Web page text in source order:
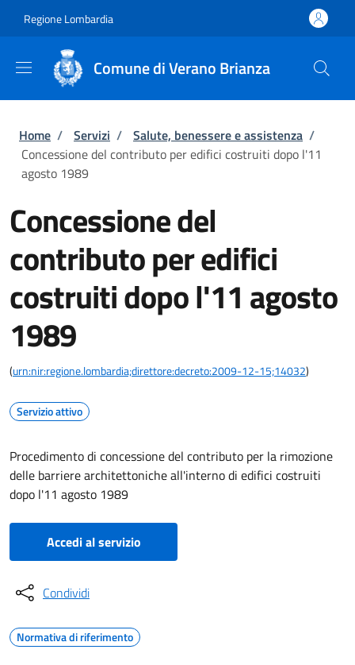
Regione Lombardia
Comune di Verano Brianza
Briciole di pane
Home / Servizi / Salute, benessere e assistenza /
Concessione del contributo per edifici costruiti dopo l'11
agosto 1989
Concessione del
contributo per edifici
costruiti dopo l'11 agosto
1989
(urn:nir:regione.lombardia;direttore:decreto:2009-12-15;14032)
Servizio attivo
Procedimento di concessione del contributo per la rimozione
delle barriere architettoniche all'interno di edifici costruiti
dopo l'11 agosto 1989
Accedi al servizio
Condividi
Normativa di riferimento